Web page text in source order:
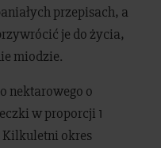
przepisach, a
je do życia,
miodzie.
nektarowego o
w proporcji 1
Kilkuletni okres